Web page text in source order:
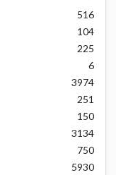
516
104
225
6
3974
251
150
3134
750
5930